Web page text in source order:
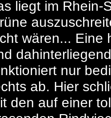
liegt im Rhein-
wären... Eine
nur
ab. Hier
den auf einer